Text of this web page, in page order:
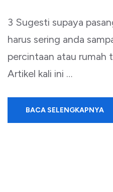
3 Sugesti supaya
harus sering anda
percintaan atau rumah
Artikel kali ini …
BACA SELENGKAPNYA